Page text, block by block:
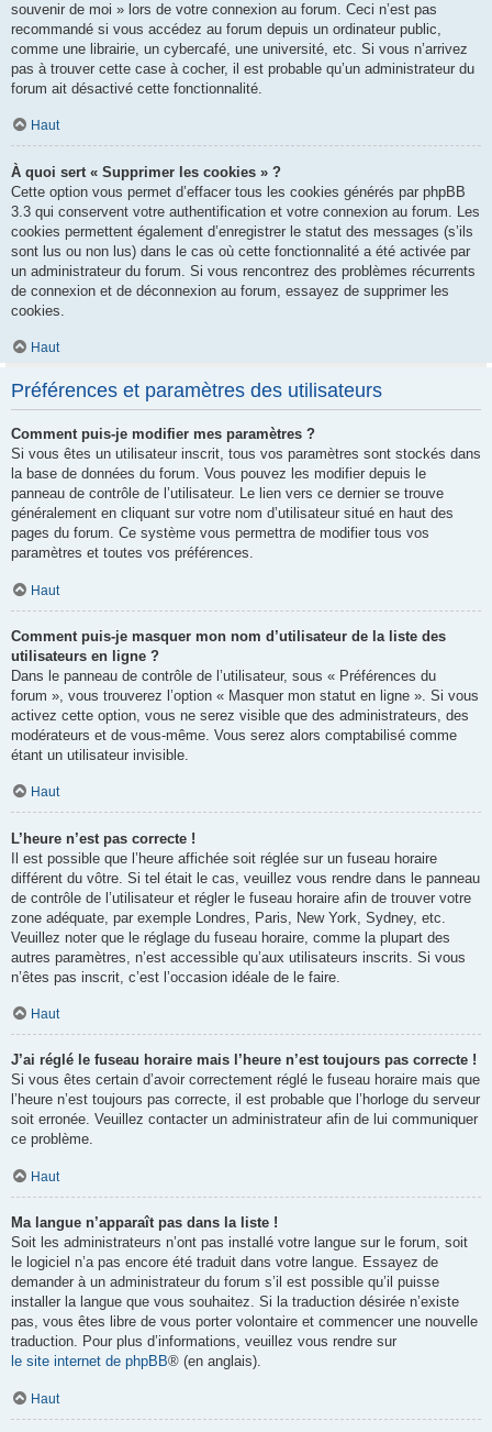
souvenir de moi » lors de votre connexion au forum. Ceci n’est pas
recommandé si vous accédez au forum depuis un ordinateur public,
comme une librairie, un cybercafé, une université, etc. Si vous n’arrivez
pas à trouver cette case à cocher, il est probable qu’un administrateur du
forum ait désactivé cette fonctionnalité.
Haut
À quoi sert « Supprimer les cookies » ?
Cette option vous permet d’effacer tous les cookies générés par phpBB
3.3 qui conservent votre authentification et votre connexion au forum. Les
cookies permettent également d’enregistrer le statut des messages (s’ils
sont lus ou non lus) dans le cas où cette fonctionnalité a été activée par
un administrateur du forum. Si vous rencontrez des problèmes récurrents
de connexion et de déconnexion au forum, essayez de supprimer les
cookies.
Haut
Préférences et paramètres des utilisateurs
Comment puis-je modifier mes paramètres ?
Si vous êtes un utilisateur inscrit, tous vos paramètres sont stockés dans
la base de données du forum. Vous pouvez les modifier depuis le
panneau de contrôle de l’utilisateur. Le lien vers ce dernier se trouve
généralement en cliquant sur votre nom d’utilisateur situé en haut des
pages du forum. Ce système vous permettra de modifier tous vos
paramètres et toutes vos préférences.
Haut
Comment puis-je masquer mon nom d’utilisateur de la liste des
utilisateurs en ligne ?
Dans le panneau de contrôle de l’utilisateur, sous « Préférences du
forum », vous trouverez l’option « Masquer mon statut en ligne ». Si vous
activez cette option, vous ne serez visible que des administrateurs, des
modérateurs et de vous-même. Vous serez alors comptabilisé comme
étant un utilisateur invisible.
Haut
L’heure n’est pas correcte !
Il est possible que l’heure affichée soit réglée sur un fuseau horaire
différent du vôtre. Si tel était le cas, veuillez vous rendre dans le panneau
de contrôle de l’utilisateur et régler le fuseau horaire afin de trouver votre
zone adéquate, par exemple Londres, Paris, New York, Sydney, etc.
Veuillez noter que le réglage du fuseau horaire, comme la plupart des
autres paramètres, n’est accessible qu’aux utilisateurs inscrits. Si vous
n’êtes pas inscrit, c’est l’occasion idéale de le faire.
Haut
J’ai réglé le fuseau horaire mais l’heure n’est toujours pas correcte !
Si vous êtes certain d’avoir correctement réglé le fuseau horaire mais que
l’heure n’est toujours pas correcte, il est probable que l’horloge du serveur
soit erronée. Veuillez contacter un administrateur afin de lui communiquer
ce problème.
Haut
Ma langue n’apparaît pas dans la liste !
Soit les administrateurs n’ont pas installé votre langue sur le forum, soit
le logiciel n’a pas encore été traduit dans votre langue. Essayez de
demander à un administrateur du forum s’il est possible qu’il puisse
installer la langue que vous souhaitez. Si la traduction désirée n’existe
pas, vous êtes libre de vous porter volontaire et commencer une nouvelle
traduction. Pour plus d’informations, veuillez vous rendre sur
le site internet de phpBB® (en anglais).
Haut